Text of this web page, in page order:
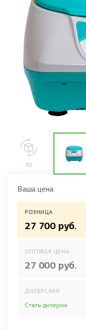
Ваша цена
РОЗНИЦА
27 700 руб.
ОПТОВАЯ ЦЕНА
27 000 руб.
ДИЛЕРСКАЯ
Стать дилером